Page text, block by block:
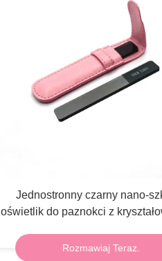
Jednostronny czarny nano-
oświetlik do paznokci z
Rozmawiaj Teraz.